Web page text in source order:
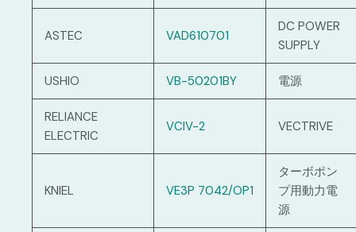
ASTEC VAD610701
DC POWER
SUPPLY
USHIO VB-50201BY 電源
RELIANCE
ELECTRIC
VCIV-2 VECTRIVE
KNIEL VE3P 7042/OP1
ターボポン
プ用動力電
源